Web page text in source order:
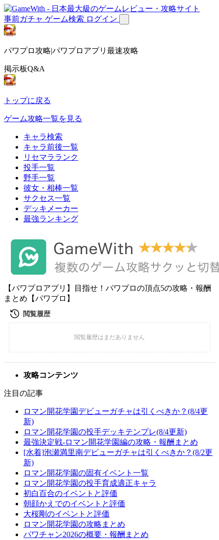
事前ガチャ ゲーム検索 ログイン
パワプロ攻略|パワプロアプリ最速攻略
掲示板Q&A
トップに戻る
ゲーム攻略一覧を見る
キャラ検索
キャラ前後一覧
リセマラランク
投手一覧
野手一覧
彼女・相棒一覧
サクセス一覧
デッキメーカー
最強ランキング
【パワプロアプリ】目指せ！パワプロの頂点5の攻略・報酬
まとめ【パワプロ】
攻略コンテンツ
注目の記事
ロマン開花学園デビューガチャは引くべきか？(8/4更
新)
ロマン開花学園の投手デッキテンプレ(8/4更新)
最強決定戦-ロマン開花学園編の攻略・報酬まとめ
[水着]泡瀬満里南デビューガチャは引くべきか？(8/2更
新)
ロマン開花学園の固有イベント一覧
ロマン開花学園の投手育成適正キャラ
初白百合のイベントと評価
朝顔かえでのイベントと評価
大桜剛のイベントと評価
ロマン開花学園の攻略まとめ
パワチャン2026の概要・報酬まとめ